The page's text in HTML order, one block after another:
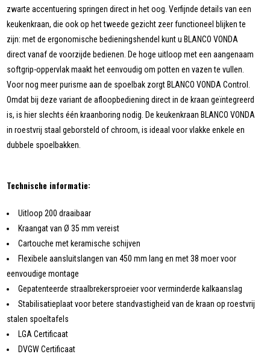
zwarte accentuering springen direct in het oog. Verfijnde details van een
keukenkraan, die ook op het tweede gezicht zeer functioneel blijken te
zijn: met de ergonomische bedieningshendel kunt u BLANCO VONDA
direct vanaf de voorzijde bedienen. De hoge uitloop met een aangenaam
softgrip-oppervlak maakt het eenvoudig om potten en vazen te vullen.
Voor nog meer purisme aan de spoelbak zorgt BLANCO VONDA Control.
Omdat bij deze variant de afloopbediening direct in de kraan geïntegreerd
is, is hier slechts één kraanboring nodig. De keukenkraan BLANCO VONDA
in roestvrij staal geborsteld of chroom, is ideaal voor vlakke enkele en
dubbele spoelbakken.
Technische informatie:
Uitloop 200 draaibaar
Kraangat van Ø 35 mm vereist
Cartouche met keramische schijven
Flexibele aansluitslangen van 450 mm lang en met 38 moer voor
eenvoudige montage
Gepatenteerde straalbrekersproeier voor verminderde kalkaanslag
Stabilisatieplaat voor betere standvastigheid van de kraan op roestvrij
stalen spoeltafels
LGA Certificaat
DVGW Certificaat